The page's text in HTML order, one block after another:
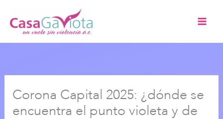
contenido
Corona Capital 2025: ¿dónde se
encuentra el punto violeta y de